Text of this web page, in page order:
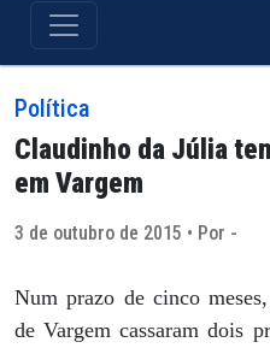
Política
Claudinho da Júlia
em Vargem
3 de outubro de 2015 • Por -
Num prazo de cinco
de Vargem cassaram dois